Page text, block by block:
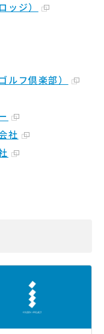
ッジ）
ルフ倶楽部）
社